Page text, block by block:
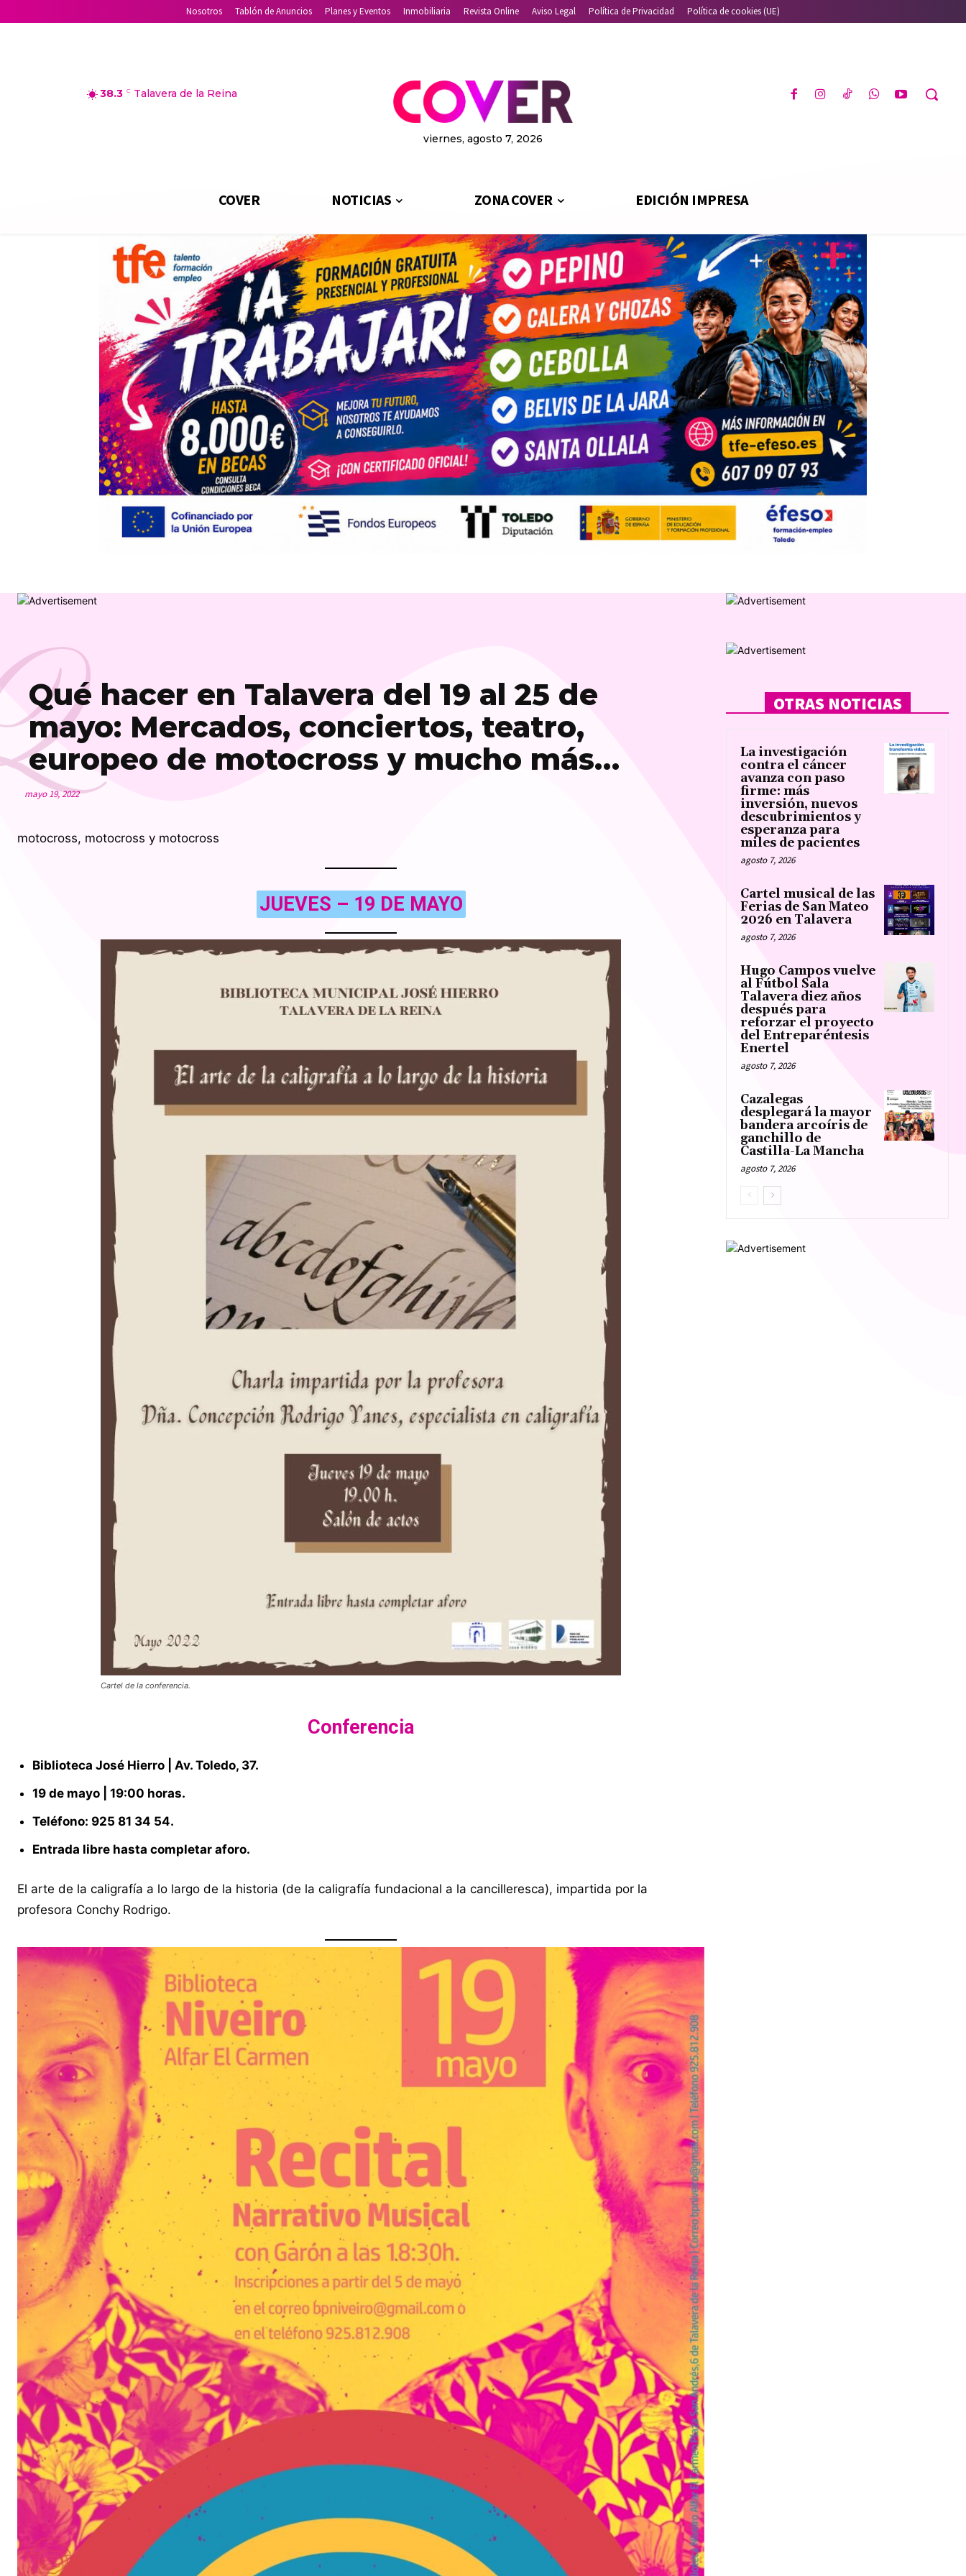
Nosotros Tablón de Anuncios Planes y Eventos Inmobiliaria Revista Online Aviso Legal Política de Privacidad Política de cookies (UE)
38.3 C Talavera de la Reina
viernes, agosto 7, 2026
COVER NOTICIAS ZONA COVER EDICIÓN IMPRESA
Qué hacer en Talavera del 19 al 25 de
mayo: Mercados, conciertos, teatro,
europeo de motocross y mucho más…
mayo 19, 2022
motocross, motocross y motocross
JUEVES – 19 DE MAYO
Cartel de la conferencia.
Conferencia
Biblioteca José Hierro | Av. Toledo, 37.
19 de mayo | 19:00 horas.
Teléfono: 925 81 34 54.
Entrada libre hasta completar aforo.
El arte de la caligrafía a lo largo de la historia (de la caligrafía fundacional a la cancilleresca), impartida por la
profesora Conchy Rodrigo.
OTRAS NOTICIAS
La investigación
contra el cáncer
avanza con paso
firme: más
inversión, nuevos
descubrimientos y
esperanza para
miles de pacientes
agosto 7, 2026
Cartel musical de las
Ferias de San Mateo
2026 en Talavera
agosto 7, 2026
Hugo Campos vuelve
al Fútbol Sala
Talavera diez años
después para
reforzar el proyecto
del Entreparéntesis
Enertel
agosto 7, 2026
Cazalegas
desplegará la mayor
bandera arcoíris de
ganchillo de
Castilla-La Mancha
agosto 7, 2026